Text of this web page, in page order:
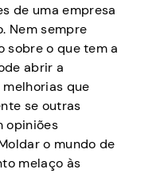
de uma empresa
Nem sempre
sobre o que tem a
abrir a
que
se outras
opiniões
o mundo de
melaço às